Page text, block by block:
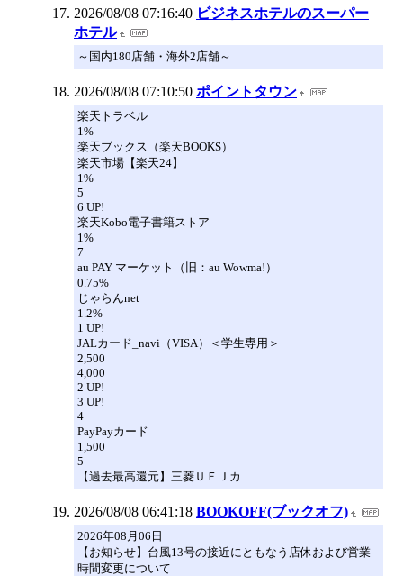
2026/08/08 07:16:40 ビジネスホテルのスーパー
ホテル
～国内180店舗・海外2店舗～
2026/08/08 07:10:50 ポイントタウン
楽天トラベル
1%
楽天ブックス（楽天BOOKS）
楽天市場【楽天24】
1%
5
6 UP!
楽天Kobo電子書籍ストア
1%
7
au PAY マーケット（旧：au Wowma!）
0.75%
じゃらんnet
1.2%
1 UP!
JALカード_navi（VISA）＜学生専用＞
2,500
4,000
2 UP!
3 UP!
4
PayPayカード
1,500
5
【過去最高還元】三菱ＵＦＪカ
2026/08/08 06:41:18 BOOKOFF(ブックオフ)
2026年08月06日
【お知らせ】台風13号の接近にともなう店休および営業
時間変更について